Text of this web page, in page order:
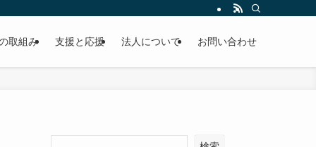
取組み 支援と応援 法人について お問い合わせ